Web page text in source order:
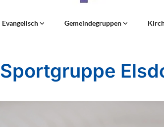
Evangelisch Gemeindegruppen
Sportgruppe